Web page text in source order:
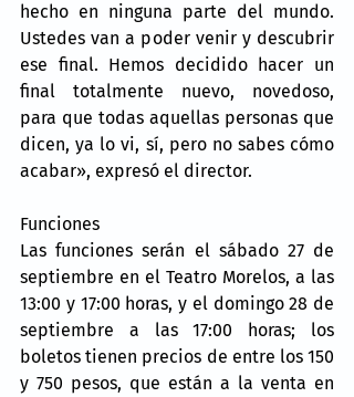
hecho en ninguna parte del mundo.
Ustedes van a poder venir y descubrir
ese final. Hemos decidido hacer un
final totalmente nuevo, novedoso,
para que todas aquellas personas que
dicen, ya lo vi, sí, pero no sabes cómo
acabar», expresó el director.
Funciones
Las funciones serán el sábado 27 de
septiembre en el Teatro Morelos, a las
13:00 y 17:00 horas, y el domingo 28 de
septiembre a las 17:00 horas; los
boletos tienen precios de entre los 150
y 750 pesos, que están a la venta en